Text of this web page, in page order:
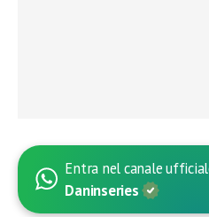
Entra nel canale
Daninseries